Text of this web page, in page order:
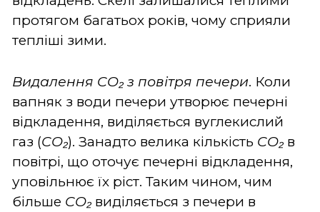
протягом багатьох років, чому сприяли
тепліші зими.
Видалення CO₂ з повітря печери. Коли
вапняк з води печери утворює печерні
відкладення, виділяється вуглекислий
газ (CO₂). Занадто велика кількість CO₂ в
повітрі, що оточує печерні відкладення,
уповільнює їх ріст. Таким чином, чим
більше CO₂ виділяється з печери в